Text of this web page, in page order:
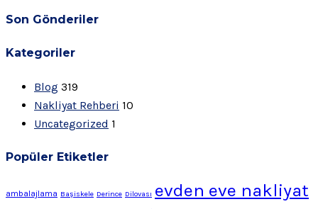
Son Gönderiler
Kategoriler
Blog 319
Nakliyat Rehberi 10
Uncategorized 1
Popüler Etiketler
ambalajlama Başiskele Derince Dilovası evden eve nakliyat